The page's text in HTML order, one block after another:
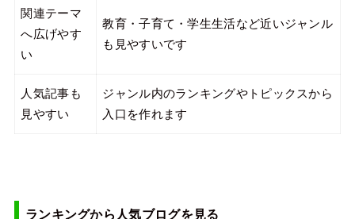
関連テーマ
へ広げやす
い
教育・子育て・学生生活など近いジャンル
も見やすいです
人気記事も
見やすい
ジャンル内のランキングやトピックスから
入口を作れます
ランキングから人気ブログを見る